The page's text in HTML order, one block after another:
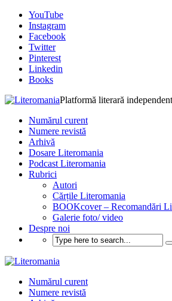
YouTube
Instagram
Facebook
Twitter
Pinterest
Linkedin
Books
Platformă literară
Numărul curent
Numere revistă
Arhivă
Dosare Literomania
Podcast Literomania
Rubrici
Autori
Cărțile Literomania
BOOKcover – Recomandări
Galerie foto/ video
Despre noi
Numărul curent
Numere revistă